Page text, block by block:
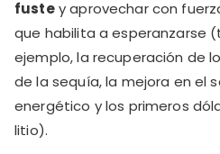
fustey aprovechar con
que habilita a esperanzarse
ejemplo, la recuperación de
de la sequía, la mejora en el
energético y los primeros
litio).